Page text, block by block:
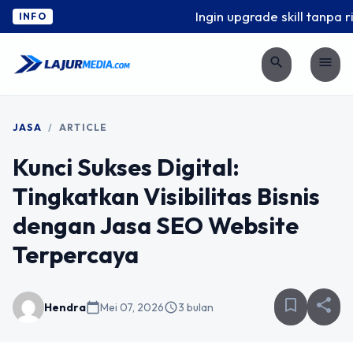
INFO Ingin upgrade skill tanpa
search menu
JASA / ARTICLE
Kunci Sukses Digital:
Tingkatkan Visibilitas Bisnis
dengan Jasa SEO Website
Terpercaya
Hendracalendar_todayMei 07, 2026schedule3 bulan bookmark_border share